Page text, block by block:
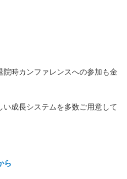
時カンファレンスへの参加も金
成長システムを多数ご用意して
ら